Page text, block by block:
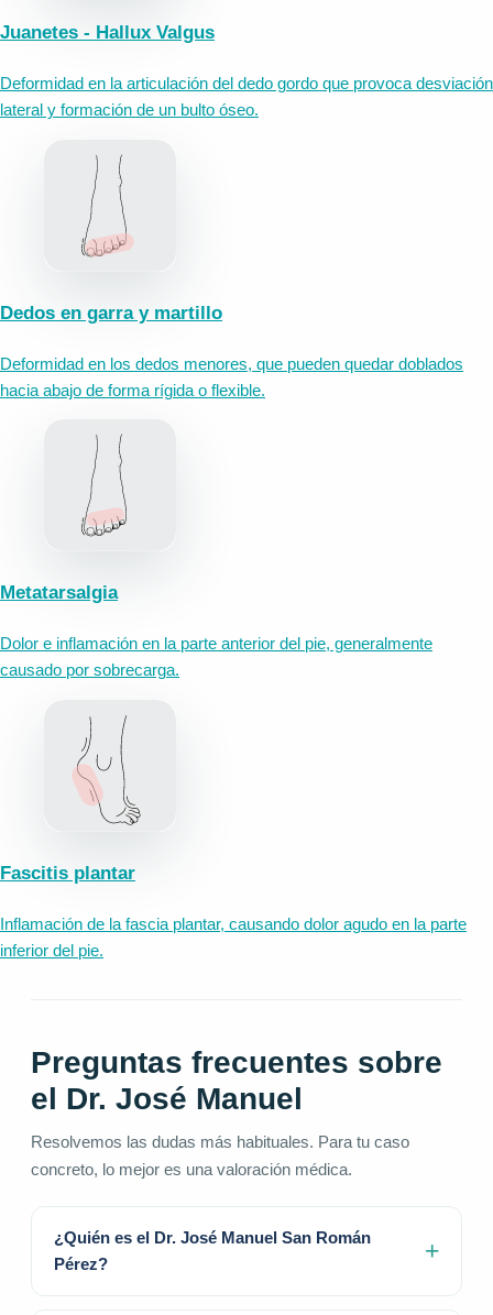
Juanetes - Hallux Valgus
Deformidad en la articulación del dedo gordo que provoca desviación
lateral y formación de un bulto óseo.
Dedos en garra y martillo
Deformidad en los dedos menores, que pueden quedar doblados
hacia abajo de forma rígida o flexible.
Metatarsalgia
Dolor e inflamación en la parte anterior del pie, generalmente
causado por sobrecarga.
Fascitis plantar
Inflamación de la fascia plantar, causando dolor agudo en la parte
inferior del pie.
Preguntas frecuentes sobre
el Dr. José Manuel
Resolvemos las dudas más habituales. Para tu caso
concreto, lo mejor es una valoración médica.
¿Quién es el Dr. José Manuel San Román
Pérez?